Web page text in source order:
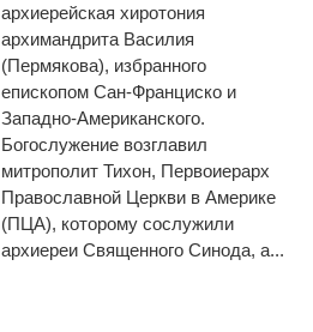
архиерейская хиротония
архимандрита Василия
(Пермякова), избранного
епископом Сан-Франциско и
Западно-Американского.
Богослужение возглавил
митрополит Тихон, Первоиерарх
Православной Церкви в Америке
(ПЦА), которому сослужили
архиереи Священного Синода, а...